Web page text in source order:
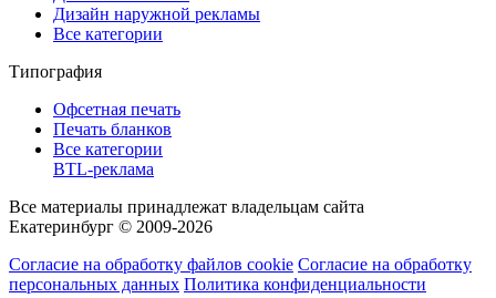
Дизайн наружной рекламы
Все категории
Типография
Офсетная печать
Печать бланков
Все категории
BTL-реклама
Все материалы принадлежат владельцам сайта
Екатеринбург © 2009-2026
Согласие на обработку файлов cookie Согласие на обработку
персональных данных Политика конфиденциальности